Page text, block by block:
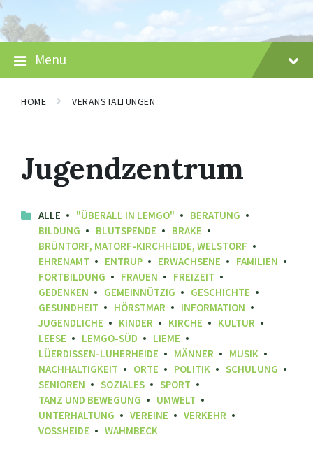
Skip
to
content
Skip
to
main
navigation
Skip
to
footer
Menu
HOME VERANSTALTUNGEN
Jugendzentrum
ALLE "ÜBERALL IN LEMGO"
BERATUNG
BILDUNG
BLUTSPENDE
BRAKE
BRÜNTORF, MATORF-KIRCHHEIDE, WELSTORF
EHRENAMT
ENTRUP ERWACHSENE
FAMILIEN
FORTBILDUNG
FRAUEN
FREIZEIT
GEDENKEN
GEMEINNÜTZIG
GESCHICHTE
GESUNDHEIT
HÖRSTMAR
INFORMATION
JUGENDLICHE
KINDER KIRCHE
KULTUR
LEESE
LEMGO-SÜD
LIEME
LÜERDISSEN-LUHERHEIDE
MÄNNER
MUSIK
NACHHALTIGKEIT
ORTE POLITIK
SCHULUNG
SENIOREN
SOZIALES
SPORT
TANZ UND BEWEGUNG
UMWELT
UNTERHALTUNG
VEREINE
VERKEHR
VOSSHEIDE
WAHMBECK